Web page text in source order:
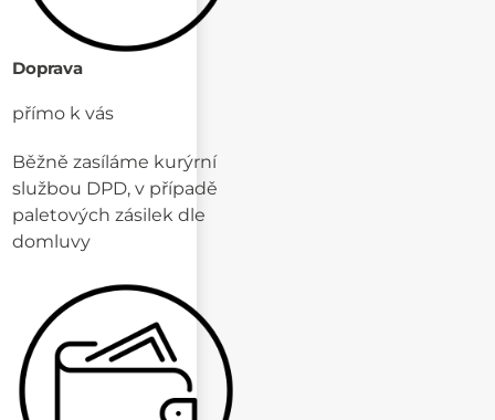
Doprava
přímo k vás
Běžně zasíláme kurýrní
službou DPD, v případě
paletových zásilek dle
domluvy